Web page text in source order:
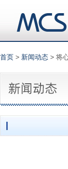
首页 > 新闻动态 > 将